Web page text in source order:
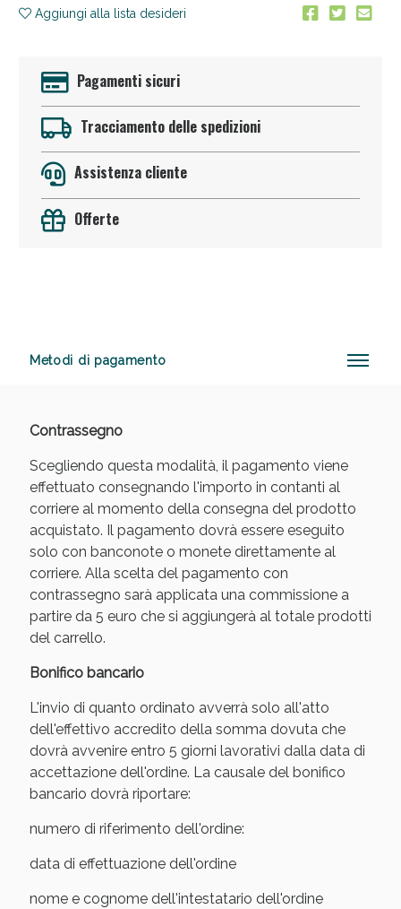
Aggiungi alla lista desideri
Pagamenti sicuri
Tracciamento delle spedizioni
Assistenza cliente
Offerte
Metodi di pagamento
Contrassegno
Scegliendo questa modalità, il pagamento viene
effettuato consegnando l'importo in contanti al
corriere al momento della consegna del prodotto
acquistato. Il pagamento dovrà essere eseguito
solo con banconote o monete direttamente al
corriere. Alla scelta del pagamento con
contrassegno sarà applicata una commissione a
partire da 5 euro che si aggiungerà al totale prodotti
del carrello.
Bonifico bancario
L'invio di quanto ordinato avverrà solo all'atto
dell'effettivo accredito della somma dovuta che
dovrà avvenire entro 5 giorni lavorativi dalla data di
accettazione dell'ordine. La causale del bonifico
bancario dovrà riportare:
numero di riferimento dell'ordine:
data di effettuazione dell'ordine
nome e cognome dell'intestatario dell'ordine
Anticellulite e Fanghi: Sconto fino al 40% valido
oggi!
Anticellulite e Fanghi: Sconto fino al 40% valido
Sconto fino al 55% disponibile oggi!